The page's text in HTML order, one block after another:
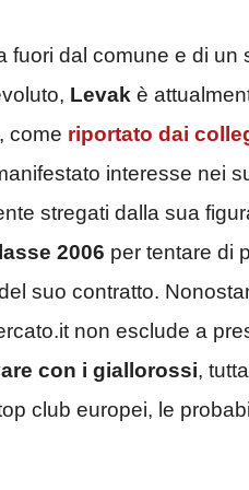
fuori dal comune e di un
Levak è
come riportato dai
interesse nei
stregati dalla sua
2006 per tentare di
suo contratto.
non esclude a
con i giallorossi,
club europei, le